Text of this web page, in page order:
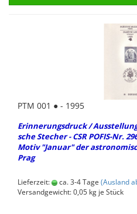
PTM 001 ● - 1995
Er­in­ne­rungs­druck /
sche Ste­cher - CSR POFIS-​Nr.
Motiv "Ja­nu­ar" der
Prag
Lieferzeit: ca. 3-4 Tage (Ausland
Versandgewicht:0,05 kg je Stück